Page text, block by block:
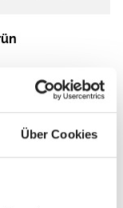
Über Cookies